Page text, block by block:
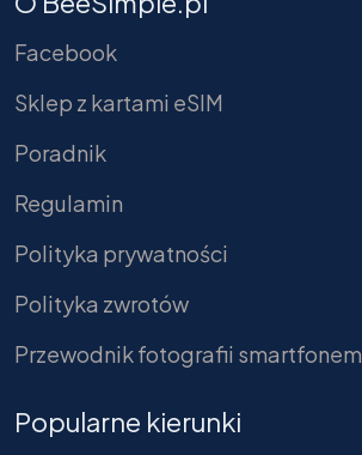
Facebook
Sklep z kartami eSIM
Poradnik
Regulamin
Polityka prywatności
Polityka zwrotów
Przewodnik fotografii smartfonem
Popularne kierunki